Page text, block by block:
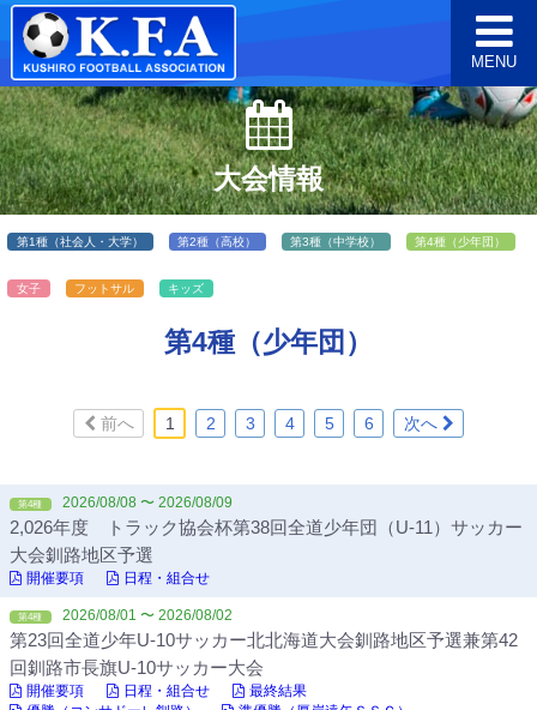
MENU
大会情報
第1種（社会人・大学） 第2種（高校） 第3種（中学校） 第4種（少年団）
女子 フットサル キッズ
第4種（少年団）
前へ 1 2 3 4 5 6 次へ
第4種 2026/08/08 〜 2026/08/09
2,026年度 トラック協会杯第38回全道少年団（U-11）サッカー
大会釧路地区予選
開催要項 日程・組合せ
第4種 2026/08/01 〜 2026/08/02
第23回全道少年U-10サッカー北北海道大会釧路地区予選兼第42
回釧路市長旗U-10サッカー大会
開催要項 日程・組合せ
最終結果